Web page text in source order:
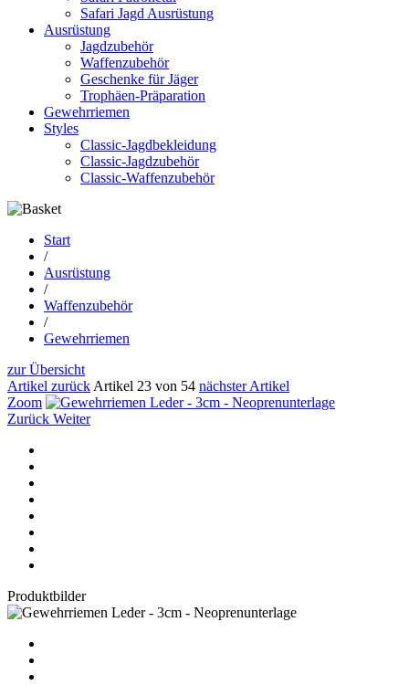
Safari Jagd Ausrüstung
Ausrüstung
Jagdzubehör
Waffenzubehör
Geschenke für Jäger
Trophäen-Präparation
Gewehrriemen
Styles
Classic-Jagdbekleidung
Classic-Jagdzubehör
Classic-Waffenzubehör
Start
/
Ausrüstung
/
Waffenzubehör
/
Gewehrriemen
zur Übersicht
Artikel zurück Artikel 23 von 54 nächster Artikel
Zoom
Zurück Weiter
Produktbilder